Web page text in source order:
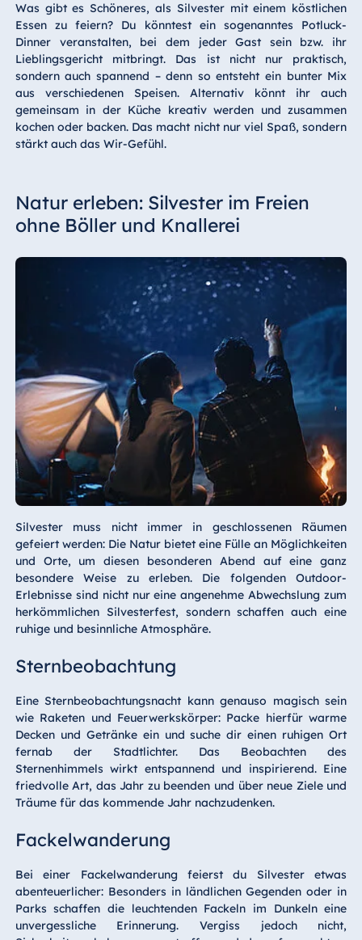
Was gibt es Schöneres, als Silvester mit einem köstlichen
Essen zu feiern? Du könntest ein sogenanntes Potluck-
Dinner veranstalten, bei dem jeder Gast sein bzw. ihr
Lieblingsgericht mitbringt. Das ist nicht nur praktisch,
sondern auch spannend – denn so entsteht ein bunter Mix
aus verschiedenen Speisen. Alternativ könnt ihr auch
gemeinsam in der Küche kreativ werden und zusammen
kochen oder backen. Das macht nicht nur viel Spaß, sondern
stärkt auch das Wir-Gefühl.
Natur erleben: Silvester im Freien
ohne Böller und Knallerei
Silvester muss nicht immer in geschlossenen Räumen
gefeiert werden: Die Natur bietet eine Fülle an Möglichkeiten
und Orte, um diesen besonderen Abend auf eine ganz
besondere Weise zu erleben. Die folgenden Outdoor-
Erlebnisse sind nicht nur eine angenehme Abwechslung zum
herkömmlichen Silvesterfest, sondern schaffen auch eine
ruhige und besinnliche Atmosphäre.
Sternbeobachtung
Eine Sternbeobachtungsnacht kann genauso magisch sein
wie Raketen und Feuerwerkskörper: Packe hierfür warme
Decken und Getränke ein und suche dir einen ruhigen Ort
fernab der Stadtlichter. Das Beobachten des
Sternenhimmels wirkt entspannend und inspirierend. Eine
friedvolle Art, das Jahr zu beenden und über neue Ziele und
Träume für das kommende Jahr nachzudenken.
Fackelwanderung
Bei einer Fackelwanderung feierst du Silvester etwas
abenteuerlicher: Besonders in ländlichen Gegenden oder in
Parks schaffen die leuchtenden Fackeln im Dunkeln eine
unvergessliche Erinnerung. Vergiss jedoch nicht,